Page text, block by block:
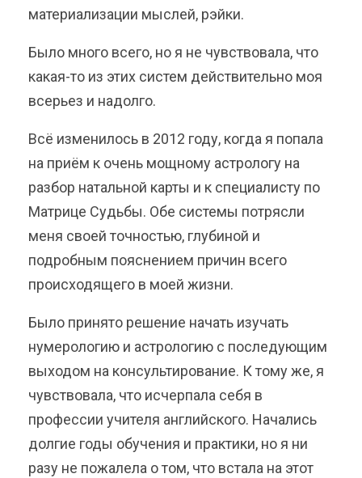
материализации мыслей, рэйки.
Было много всего, но я не чувствовала, что
какая-то из этих систем действительно моя
всерьез и надолго.
Всё изменилось в 2012 году, когда я попала
на приём к очень мощному астрологу на
разбор натальной карты и к специалисту по
Матрице Судьбы. Обе системы потрясли
меня своей точностью, глубиной и
подробным пояснением причин всего
происходящего в моей жизни.
Было принято решение начать изучать
нумерологию и астрологию с последующим
выходом на консультирование. К тому же, я
чувствовала, что исчерпала себя в
профессии учителя английского. Начались
долгие годы обучения и практики, но я ни
разу не пожалела о том, что встала на этот